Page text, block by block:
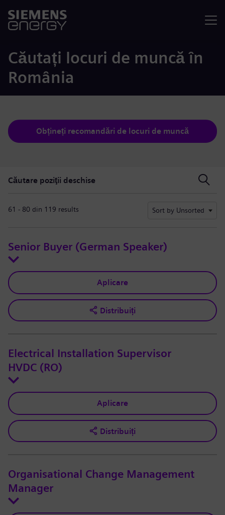
Căutați locuri de muncă în
România
Obțineți recomandări de locuri de muncă
Căutare poziţii deschise
61 - 80 din 119 results Sort by Unsorted
Senior Buyer (German Speaker)
Aplicare
Distribuiți
Electrical Installation Supervisor
HVDC (RO)
Aplicare
Distribuiți
Organisational Change Management
Manager